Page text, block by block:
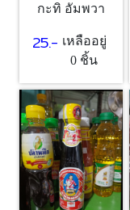
กะทิ อัมพวา
25.- เหลืออยู่
0 ชิ้น